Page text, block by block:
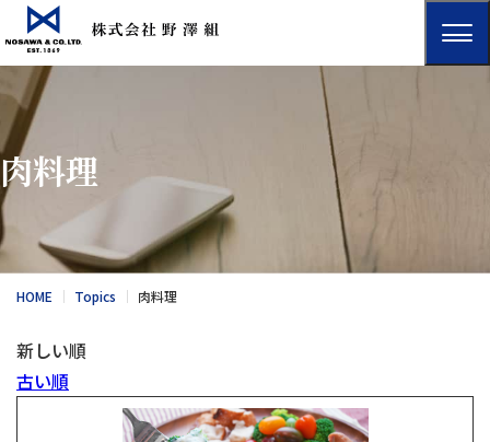
肉料理
HOME Topics 肉料理
新しい順
古い順